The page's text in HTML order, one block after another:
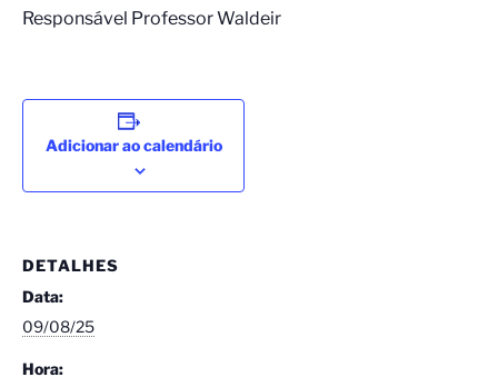
Responsável Professor Waldeir
Adicionar ao calendário
DETALHES
Data:
09/08/25
Hora: